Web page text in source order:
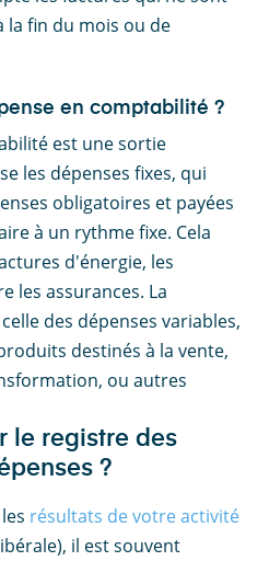
la fin du mois ou de
en comptabilité ?
est une sortie
les dépenses fixes, qui
obligatoires et payées
à un rythme fixe. Cela
d'énergie, les
les assurances. La
des dépenses variables,
destinés à la vente,
ou autres
le registre des
?
résultats de votre activité
il est souvent